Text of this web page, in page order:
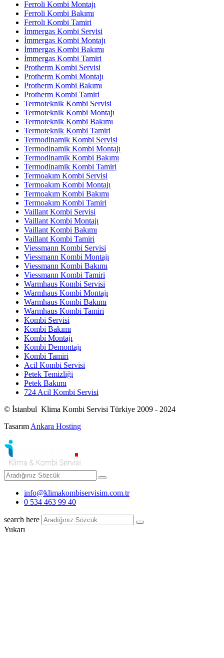
Ferroli Kombi Montajı
Ferroli Kombi Bakımı
Ferroli Kombi Tamiri
İmmergas Kombi Servisi
İmmergas Kombi Montajı
İmmergas Kombi Bakımı
İmmergas Kombi Tamiri
Protherm Kombi Servisi
Protherm Kombi Montajı
Protherm Kombi Bakımı
Protherm Kombi Tamiri
Termoteknik Kombi Servisi
Termoteknik Kombi Montajı
Termoteknik Kombi Bakımı
Termoteknik Kombi Tamiri
Termodinamik Kombi Servisi
Termodinamik Kombi Montajı
Termodinamik Kombi Bakımı
Termodinamik Kombi Tamiri
Termoakım Kombi Servisi
Termoakım Kombi Montajı
Termoakım Kombi Bakımı
Termoakım Kombi Tamiri
Vaillant Kombi Servisi
Vaillant Kombi Montajı
Vaillant Kombi Bakımı
Vaillant Kombi Tamiri
Viessmann Kombi Servisi
Viessmann Kombi Montajı
Viessmann Kombi Bakımı
Viessmann Kombi Tamiri
Warmhaus Kombi Servisi
Warmhaus Kombi Montajı
Warmhaus Kombi Bakımı
Warmhaus Kombi Tamiri
Kombi Servisi
Kombi Bakımı
Kombi Montajı
Kombi Demontajı
Kombi Tamiri
Acil Kombi Servisi
Petek Temizliği
Petek Bakımı
724 Acil Kombi Servisi
© İstanbul Klima Kombi Servisi Türkiye 2009 - 2024
TasarımAnkara Hosting
info@klimakombiservisim.com.tr
0 534 463 99 40
search here
Yukarı